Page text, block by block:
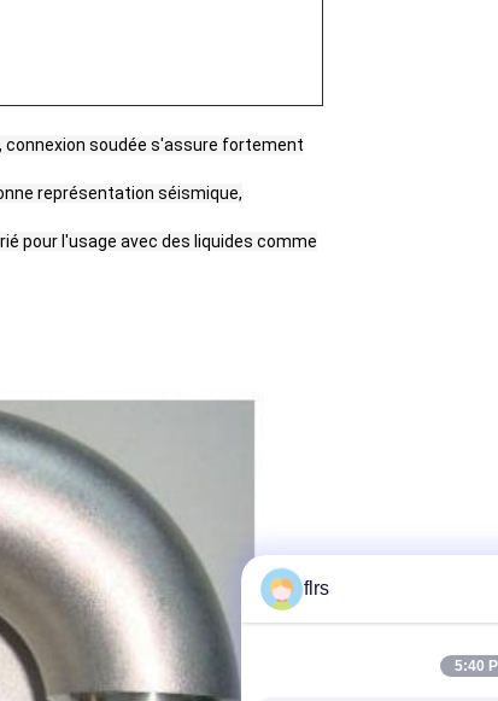
connexion soudée s'assure fortement
représentation séismique,
pour l'usage avec des liquides comme
flrs
5:40